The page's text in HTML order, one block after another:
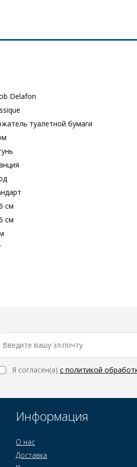
Delafon
туалетной бумаги
см
см
Я согласен(a) с политикой
Информация
О нас
Доставка